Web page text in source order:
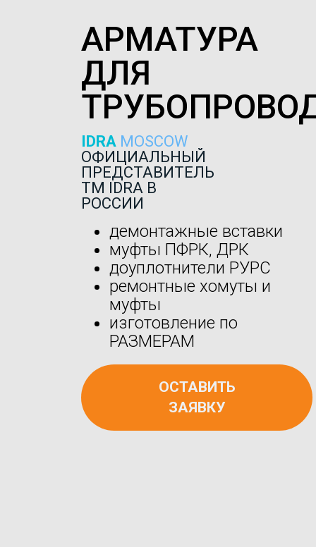
АРМАТУРА
ДЛЯ
IDRA MOSCOW
ОФИЦИАЛЬНЫЙ
ПРЕДСТАВИТЕЛЬ
ТМ IDRA В
РОССИИ
демонтажные вставки
муфты ПФРК, ДРК
доуплотнители РУРС
ремонтные хомуты и
муфты
изготовление по
РАЗМЕРАМ
ОСТАВИТЬ
ЗАЯВКУ